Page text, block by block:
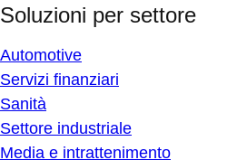
Soluzioni per settore
Automotive
Servizi finanziari
Sanità
Settore industriale
Media e intrattenimento